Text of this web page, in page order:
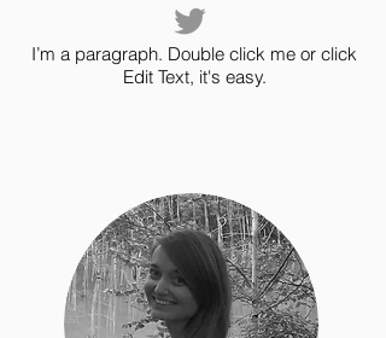
I’m a paragraph. Double click me or click
Edit Text, it's easy.